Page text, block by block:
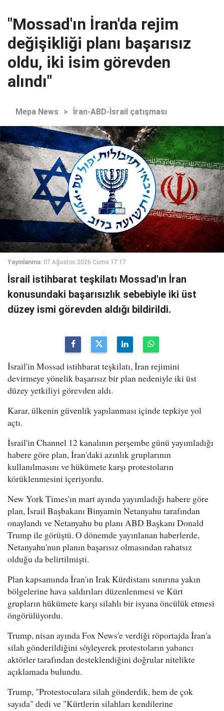
"Mossad'ın İran'da rejim
değişikliği planı başarısız
oldu, iki isim görevden
alındı"
Mepa News > İran-ABD-İsrail çatışması
Yayınlanma: 07 Ağustos 2026 Cuma 17:17
İsrail istihbarat teşkilatı Mossad'ın İran
konusundaki başarısızlık sebebiyle iki üst
düzey ismi görevden aldığı bildirildi.
İsrail'in Mossad istihbarat teşkilatı, İran rejimini
devirmeye yönelik başarısız bir plan nedeniyle iki üst
düzey yetkiliyi görevden aldı.
Karar, ülkenin güvenlik yapılanması içinde tepkiye yol
açtı.
İsrail'in Channel 12 kanalının perşembe günü yayımladığı
habere göre plan, İran'daki azınlık gruplarının
kullanılmasını ve hükümete karşı protestoların
körüklenmesini içeriyordu.
New York Times'ın mart ayında yayımladığı habere göre
plan, İsrail Başbakanı Binyamin Netanyahu tarafından
onaylandı ve Netanyahu bu planı ABD Başkanı Donald
Trump ile görüştü. O dönemde yayınlanan haberlerde,
Netanyahu'nun planın başarısız olmasından rahatsız
olduğu da belirtilmişti.
Plan kapsamında İran'ın Irak Kürdistanı sınırına yakın
bölgelerine hava saldırıları düzenlenmesi ve Kürt
grupların hükümete karşı silahlı bir isyana öncülük etmesi
öngörülüyordu.
Trump, nisan ayında Fox News'e verdiği röportajda İran'a
silah gönderildiğini söyleyerek protestoların yabancı
aktörler tarafından desteklendiğini doğrular nitelikte
açıklamada bulundu.
Trump, "Protestoculara silah gönderdik, hem de çok
sayıda" dedi ve "Kürtlerin silahları kendilerine